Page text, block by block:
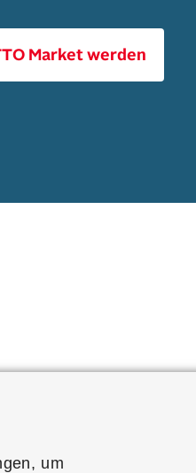
, um
Market werden